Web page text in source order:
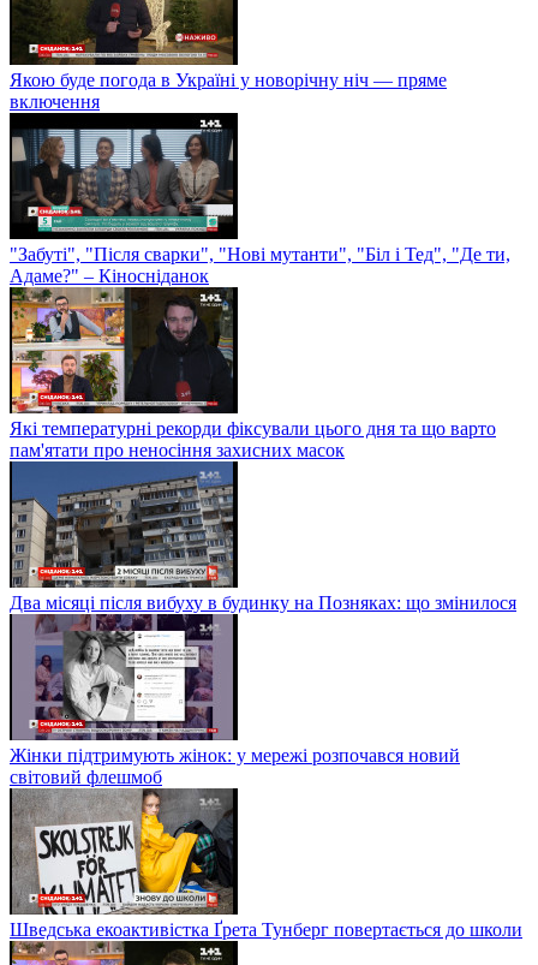
Якою буде погода в Україні у новорічну ніч — пряме
включення
"Забуті", "Після сварки", "Нові мутанти", "Біл і Тед", "Де ти,
Адаме?" – Кіносніданок
Які температурні рекорди фіксували цього дня та що варто
пам'ятати про неносіння захисних масок
Два місяці після вибуху в будинку на Позняках: що змінилося
Жінки підтримують жінок: у мережі розпочався новий
світовий флешмоб
Шведська екоактивістка Ґрета Тунберг повертається до школи